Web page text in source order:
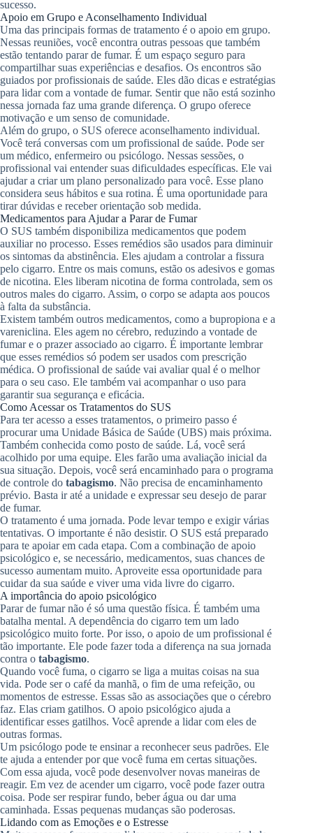
sucesso.
Apoio em Grupo e Aconselhamento Individual
Uma das principais formas de tratamento é o apoio em grupo.
Nessas reuniões, você encontra outras pessoas que também
estão tentando parar de fumar. É um espaço seguro para
compartilhar suas experiências e desafios. Os encontros são
guiados por profissionais de saúde. Eles dão dicas e estratégias
para lidar com a vontade de fumar. Sentir que não está sozinho
nessa jornada faz uma grande diferença. O grupo oferece
motivação e um senso de comunidade.
Além do grupo, o SUS oferece aconselhamento individual.
Você terá conversas com um profissional de saúde. Pode ser
um médico, enfermeiro ou psicólogo. Nessas sessões, o
profissional vai entender suas dificuldades específicas. Ele vai
ajudar a criar um plano personalizado para você. Esse plano
considera seus hábitos e sua rotina. É uma oportunidade para
tirar dúvidas e receber orientação sob medida.
Medicamentos para Ajudar a Parar de Fumar
O SUS também disponibiliza medicamentos que podem
auxiliar no processo. Esses remédios são usados para diminuir
os sintomas da abstinência. Eles ajudam a controlar a fissura
pelo cigarro. Entre os mais comuns, estão os adesivos e gomas
de nicotina. Eles liberam nicotina de forma controlada, sem os
outros males do cigarro. Assim, o corpo se adapta aos poucos
à falta da substância.
Existem também outros medicamentos, como a bupropiona e a
vareniclina. Eles agem no cérebro, reduzindo a vontade de
fumar e o prazer associado ao cigarro. É importante lembrar
que esses remédios só podem ser usados com prescrição
médica. O profissional de saúde vai avaliar qual é o melhor
para o seu caso. Ele também vai acompanhar o uso para
garantir sua segurança e eficácia.
Como Acessar os Tratamentos do SUS
Para ter acesso a esses tratamentos, o primeiro passo é
procurar uma Unidade Básica de Saúde (UBS) mais próxima.
Também conhecida como posto de saúde. Lá, você será
acolhido por uma equipe. Eles farão uma avaliação inicial da
sua situação. Depois, você será encaminhado para o programa
de controle do tabagismo. Não precisa de encaminhamento
prévio. Basta ir até a unidade e expressar seu desejo de parar
de fumar.
O tratamento é uma jornada. Pode levar tempo e exigir várias
tentativas. O importante é não desistir. O SUS está preparado
para te apoiar em cada etapa. Com a combinação de apoio
psicológico e, se necessário, medicamentos, suas chances de
sucesso aumentam muito. Aproveite essa oportunidade para
cuidar da sua saúde e viver uma vida livre do cigarro.
A importância do apoio psicológico
Parar de fumar não é só uma questão física. É também uma
batalha mental. A dependência do cigarro tem um lado
psicológico muito forte. Por isso, o apoio de um profissional é
tão importante. Ele pode fazer toda a diferença na sua jornada
contra o tabagismo.
Quando você fuma, o cigarro se liga a muitas coisas na sua
vida. Pode ser o café da manhã, o fim de uma refeição, ou
momentos de estresse. Essas são as associações que o cérebro
faz. Elas criam gatilhos. O apoio psicológico ajuda a
identificar esses gatilhos. Você aprende a lidar com eles de
outras formas.
Um psicólogo pode te ensinar a reconhecer seus padrões. Ele
te ajuda a entender por que você fuma em certas situações.
Com essa ajuda, você pode desenvolver novas maneiras de
reagir. Em vez de acender um cigarro, você pode fazer outra
coisa. Pode ser respirar fundo, beber água ou dar uma
caminhada. Essas pequenas mudanças são poderosas.
Lidando com as Emoções e o Estresse